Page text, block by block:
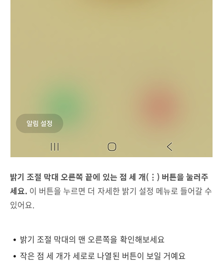
밝기 조절 막대 오른쪽 끝에 있는 점 세 개(⋮) 버튼을 눌러주
세요. 이 버튼을 누르면 더 자세한 밝기 설정 메뉴로 들어갈 수
있어요.
밝기 조절 막대의 맨 오른쪽을 확인해보세요
작은 점 세 개가 세로로 나열된 버튼이 보일 거예요